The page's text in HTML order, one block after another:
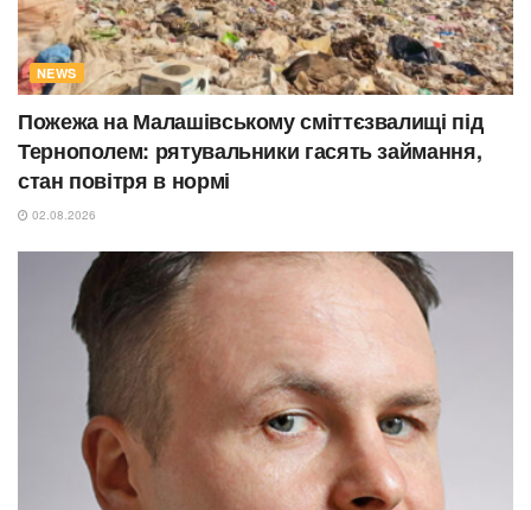
NEWS
Пожежа на Малашівському сміттєзвалищі під
Тернополем: рятувальники гасять займання,
стан повітря в нормі
02.08.2026